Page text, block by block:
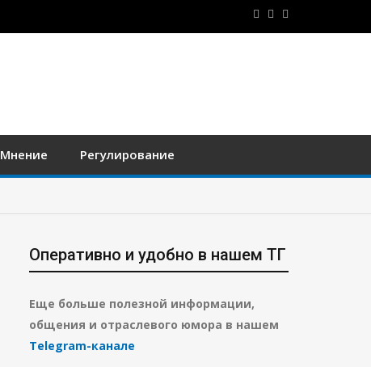
Мнение Регулирование
Оперативно и удобно в нашем ТГ
Еще больше полезной информации,
общения и отраслевого юмора в нашем
Telegram-канале